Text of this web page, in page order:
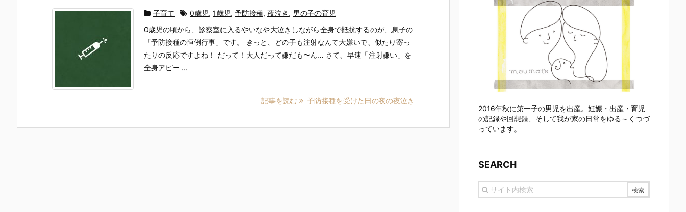
子育て 0歳児, 1歳児, 予防接種, 夜泣き , 男の子の育児
0歳児の頃から、診察室に入るやいなや大泣きしながら全身で抵抗するのが、息子の
「予防接種の恒例行事」です。 きっと、どの子も注射なんて大嫌いで、似たり寄っ
たりの反応ですよね！ だって！大人だって嫌だも〜ん… さて、早速「注射嫌い」を
全身アピー ...
記事を読む 予防接種を受けた日の夜の夜泣き
2016年秋に第一子の男児を出産。妊娠・出産・育児
の記録や回想録、そして我が家の日常をゆる～くつづ
っています。
SEARCH